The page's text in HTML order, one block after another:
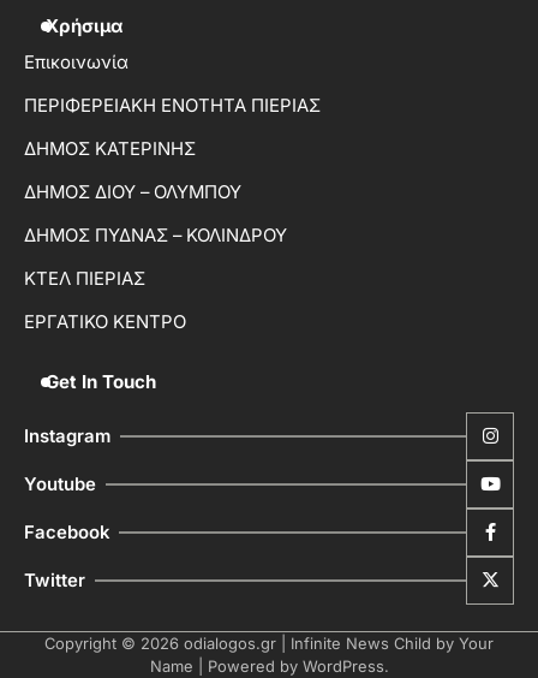
Χρήσιμα
Επικοινωνία
ΠΕΡΙΦΕΡΕΙΑΚΗ ΕΝΟΤΗΤΑ ΠΙΕΡΙΑΣ
ΔΗΜΟΣ ΚΑΤΕΡΙΝΗΣ
ΔΗΜΟΣ ΔΙΟΥ – ΟΛΥΜΠΟΥ
ΔΗΜΟΣ ΠΥΔΝΑΣ – ΚΟΛΙΝΔΡΟΥ
ΚΤΕΛ ΠΙΕΡΙΑΣ
ΕΡΓΑΤΙΚΟ ΚΕΝΤΡΟ
Get In Touch
Instagram
Youtube
Facebook
Twitter
Copyright © 2026 odialogos.gr | Infinite News Child by Your
Name | Powered by WordPress.